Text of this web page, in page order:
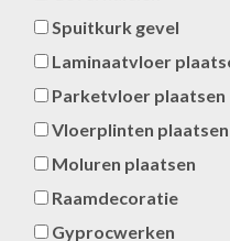
Spuitkurk gevel
Laminaatvloer
Parketvloer plaatsen
Vloerplinten plaatsen
Moluren plaatsen
Raamdecoratie
Gyprocwerken